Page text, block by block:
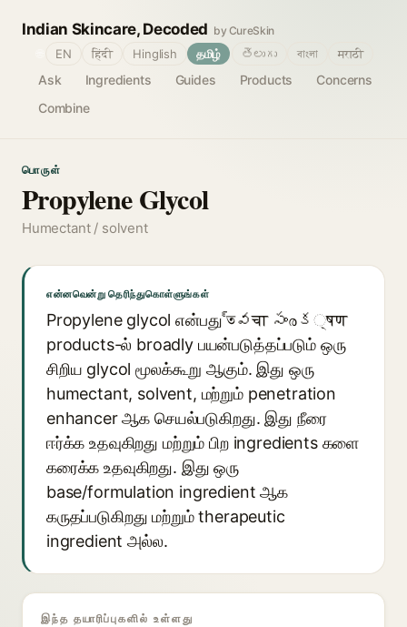
Indian Skincare, Decoded by CureSkin
Ask Ingredients Guides Products
Concerns
Combine
EN हिंदी Hinglish தமிழ் తెలుగు বাংলা मराठी
பொருள்
Propylene Glycol
Humectant / solvent
என்னவென்று தெரிந்துகொள்ளுங்கள்
Propylene glycol என்பது ত్వचा సంരక्षण
products-ல் broadly பயன்படுத்தப்படும் ஒரு
சிறிய glycol மூலக்கூறு ஆகும். இது ஒரு
humectant, solvent, மற்றும் penetration
enhancer ஆக செயல்படுகிறது. இது நீரை
ஈர்க்க உதவுகிறது மற்றும் பிற ingredients களை
கரைக்க உதவுகிறது. இது ஒரு
base/formulation ingredient ஆக
கருதப்படுகிறது மற்றும் therapeutic
ingredient அல்ல.
இந்த தயாரிப்புகளில் உள்ளது